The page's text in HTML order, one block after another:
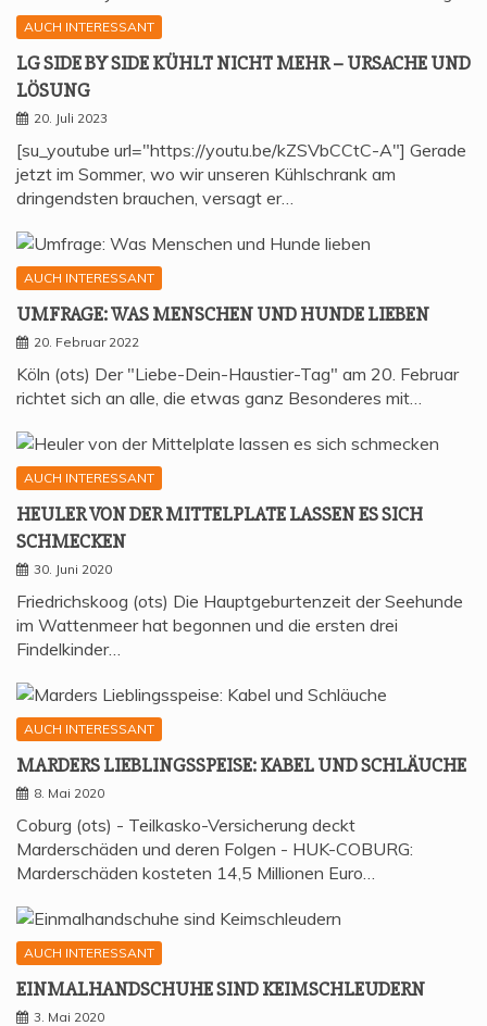
AUCH INTERESSANT
LG SIDE BY SIDE KÜHLT NICHT MEHR – URSA­CHE UND
LÖSUNG
20. Juli 2023
[su_youtube url="https://youtu.be/kZSVbCCtC-A"] Gerade
jetzt im Sommer, wo wir unseren Kühlschrank am
dringendsten brauchen, versagt er…
AUCH INTERESSANT
UMFRA­GE: WAS MEN­SCHEN UND HUN­DE LIEBEN
20. Februar 2022
Köln (ots) Der "Liebe-Dein-Haustier-Tag" am 20. Februar
richtet sich an alle, die etwas ganz Besonderes mit…
AUCH INTERESSANT
HEU­LER VON DER MIT­TEL­P­LA­TE LAS­SEN ES SICH
SCHMECKEN
30. Juni 2020
Friedrichskoog (ots) Die Hauptgeburtenzeit der Seehunde
im Wattenmeer hat begonnen und die ersten drei
Findelkinder…
AUCH INTERESSANT
MAR­DERS LIEB­LINGS­SPEI­SE: KABEL UND SCHLÄUCHE
8. Mai 2020
Coburg (ots) - Teilkasko-Versicherung deckt
Marderschäden und deren Folgen - HUK-COBURG:
Marderschäden kosteten 14,5 Millionen Euro…
AUCH INTERESSANT
EIN­MAL­HAND­SCHU­HE SIND KEIMSCHLEUDERN
3. Mai 2020